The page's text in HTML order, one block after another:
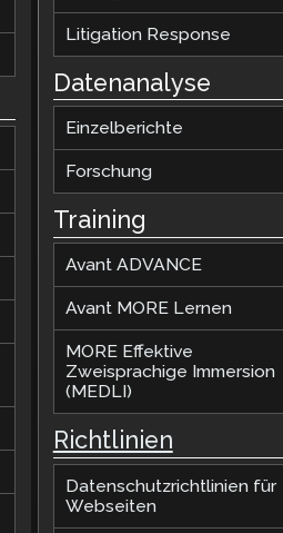
Litigation Response
Datenanalyse
Einzelberichte
Forschung
Training
Avant ADVANCE
Avant MORE Lernen
MORE Effektive
Zweisprachige Immersion
(MEDLI)
Richtlinien
Datenschutzrichtlinien für
Webseiten